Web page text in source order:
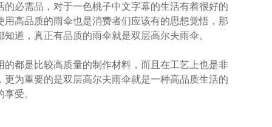
的必需品，对于一色桃子中文字幕的生活有着很好的
高品质的雨伞也是消费者们应该有的思想觉悟，那
，真正有品质的雨伞就是双层高尔夫雨伞。
都是比较高质量的制作材料，而且在工艺上也是非
，更为重要的是双层高尔夫雨伞就是一种高品质生活的
受。